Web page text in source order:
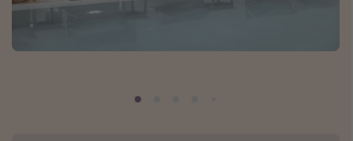
Alle Reiseziele